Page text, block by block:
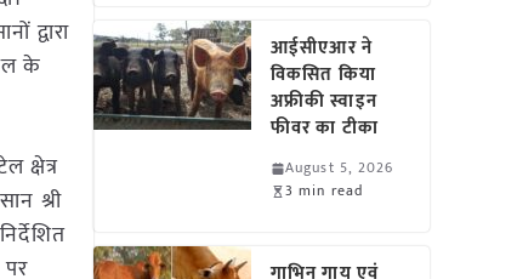
द्वारा
के
क्षेत्र
श्री
आईसीएआर ने
विकसित किया
अफ्रीकी स्वाइन
फीवर का टीका
August 5, 2026
3 min read